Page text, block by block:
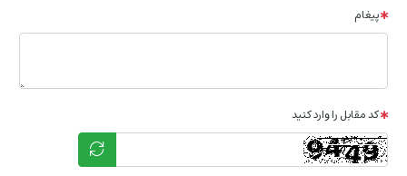
پیغام
کد مقابل را وارد کنید